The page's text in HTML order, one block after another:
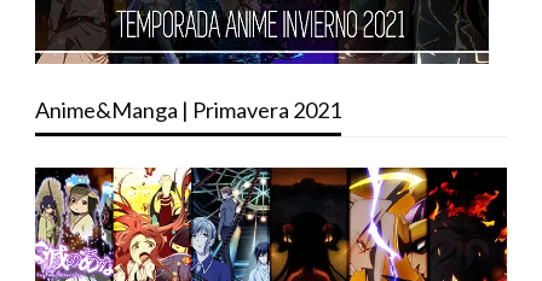
Anime&Manga | Primavera 2021